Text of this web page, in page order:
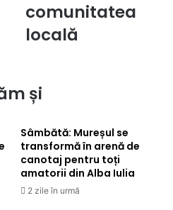
comunitatea
locală
și
Sâmbătă: Mureșul se
transformă în arenă de
canotaj pentru toți
amatorii din Alba Iulia
2 zile în urmă